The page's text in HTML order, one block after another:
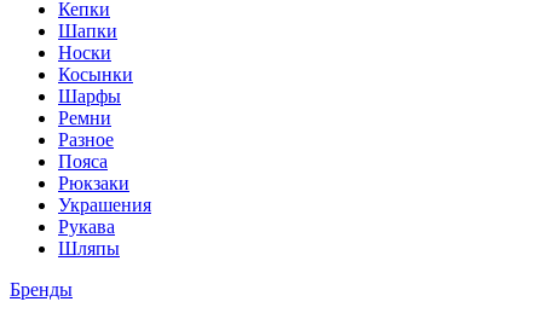
Кепки
Шапки
Носки
Косынки
Шарфы
Ремни
Разное
Пояса
Рюкзаки
Украшения
Рукава
Шляпы
Бренды